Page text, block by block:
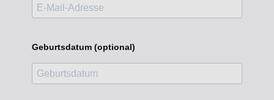
Geburtsdatum (optional)